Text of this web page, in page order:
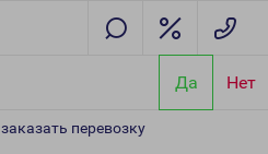
Да Нет
перевозку